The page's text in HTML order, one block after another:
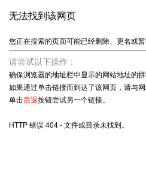
无法找到该网页
您正在搜索的页面可能已经删除、更名或暂
请尝试以下操作：
确保浏览器的地址栏中显示的网站地址的拼
如果通过单击链接而到达了该网页，请与
单击后退按钮尝试另一个链接。
HTTP 错误 404 - 文件或目录未找到。